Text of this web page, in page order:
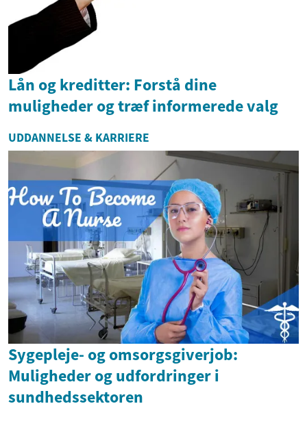
Lån og kreditter: Forstå dine
muligheder og træf informerede valg
UDDANNELSE & KARRIERE
Sygepleje- og omsorgsgiverjob:
Muligheder og udfordringer i
sundhedssektoren